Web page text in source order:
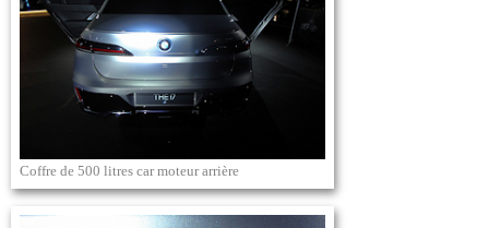
Coffre de 500 litres car moteur arrière